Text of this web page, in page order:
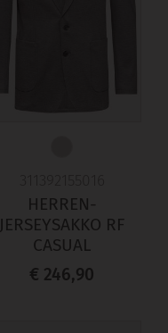
HERREN-
JERSEYSAKKO RF
CASUAL
€ 246,90